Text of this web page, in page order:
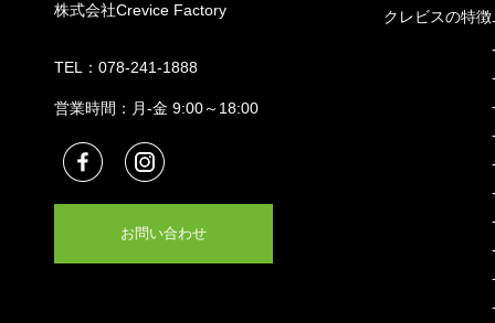
株式会社Crevice Factory
TEL： 078-241-1888
営業時間：月-金 9:00～18:00
お問い合わせ
クレビスの特徴